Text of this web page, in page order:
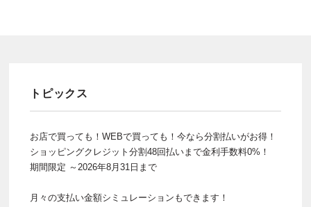
トピックス
お店で買っても！WEBで買っても！今なら分割払いがお得！
ショッピングクレジット分割48回払いまで金利手数料0%！
期間限定 ～2026年8月31日まで
月々の支払い金額シミュレーションもできます！